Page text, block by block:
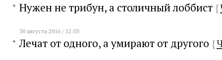
Нужен не трибун, а столичный лоббист {
30 августа 2016 / 12:03
Лечат от одного, а умирают от другого {